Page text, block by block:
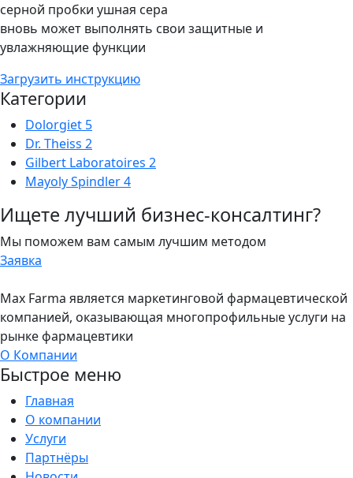
серной пробки ушная сера
вновь может выполнять свои защитные и
увлажняющие функции
Загрузить инструкцию
Категории
Dolorgiet 5
Dr. Theiss 2
Gilbert Laboratoires 2
Mayoly Spindler4
Ищете лучший бизнес-консалтинг?
Мы поможем вам самым лучшим методом
Заявка
Max Farma является маркетинговой фармацевтической
компанией, оказывающая многопрофильные услуги на
рынке фармацевтики
О Компании
Быстрое меню
Главная
О компании
Услуги
Партнёры